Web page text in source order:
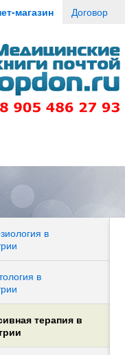
магазин Договор
в
в
терапия в